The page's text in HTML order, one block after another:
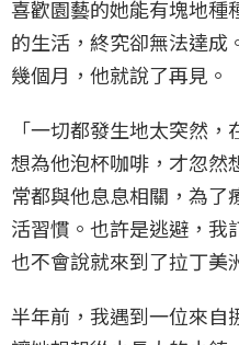
喜歡園藝的她能有塊地種
的生活，終究卻無法達成
幾個月，他就說了再見。
「一切都發生地太突然
想為他泡杯咖啡，才忽然
常都與他息息相關，為了
活習慣。也許是逃避，我
也不會說就來到了拉丁美
半年前，我遇到一位來自